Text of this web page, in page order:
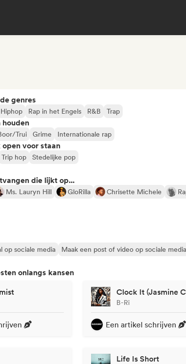
genres
Hiphop Rap in het Engels R&B Trap
houden
Trui Grime Internationale rap
open voor staan
Trip hop Stedelijke pop
die lijkt op...
Ms. Lauryn Hill GloRilla Chrisette Michele
op sociale media Maak een post of video op sociale media
onlangs kansen
Clock It (Jasmine
B-Ri
Een artikel schrijven
Life Is Short